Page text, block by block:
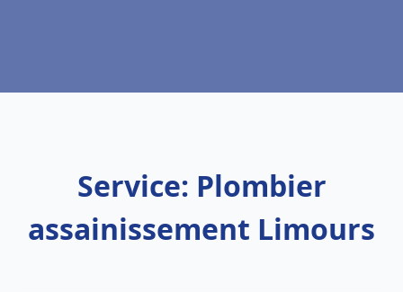
Service: Plombier
assainissement Limours